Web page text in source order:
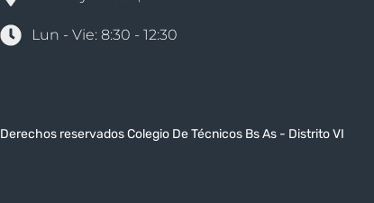
Lun - Vie: 8:30 - 12:30
Derechos reservados Colegio De Técnicos Bs As - Distrito VI